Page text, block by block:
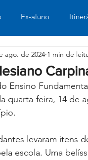
Ex-aluno
Pastoral
Robótica Bolsas
ago. de 2024 1 min de
Ensino
quarta-feira, 14 de
levaram itens
escola. Uma